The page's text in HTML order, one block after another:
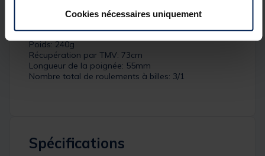
Cookies nécessaires uniquement
Taille: 2500
Puissance de frein: 9kg
Poids: 240g
Récupération par TMV: 73cm
Longueur de la poignée: 55mm
Nombre total de roulements à billes: 3/1
Spécifications